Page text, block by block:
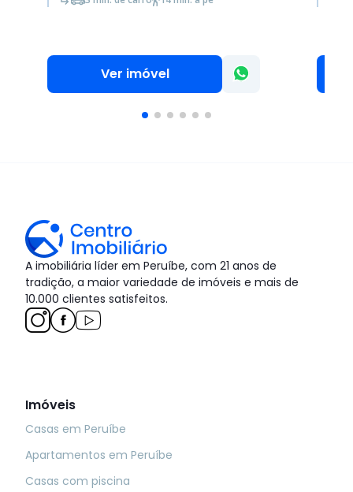
Ver imóvel
A imobiliária líder em Peruíbe, com 21 anos de
tradição, a maior variedade de imóveis e mais de
10.000 clientes satisfeitos.
Imóveis
Casas em Peruíbe
Apartamentos em Peruíbe
Casas com piscina